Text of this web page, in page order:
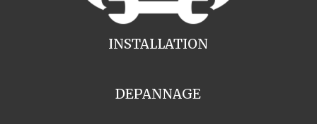
INSTALLATION
DEPANNAGE